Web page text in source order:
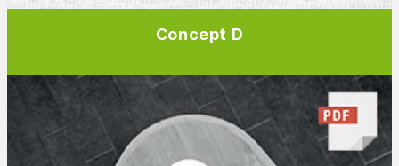
Concept D